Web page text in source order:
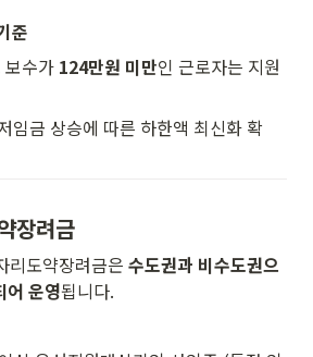
준
보수가 124만원 미만인 근로자는 지원
임금 상승에 따른 하한액 최신화 확
장려금
리도약장려금은 수도권과 비수도권으
어 운영됩니다.